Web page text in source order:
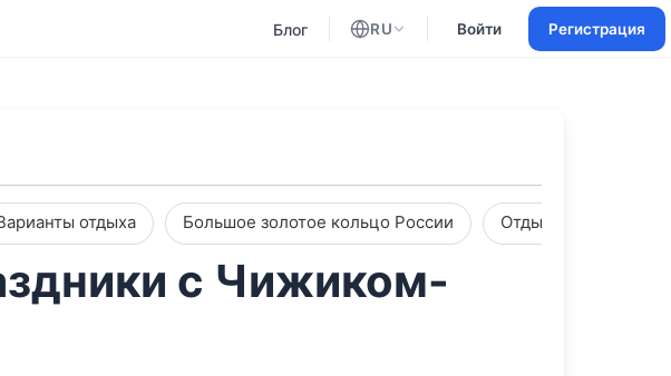
Блог RU Войти Регистрация
отдыха Большое золотое кольцо России Отдых с партнером
с Чижиком-